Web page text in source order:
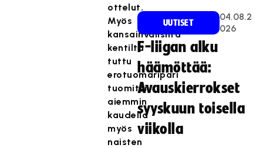
ottelut.
Myös
kansainvälisiltä
kentiltä
tuttu
erotuomaripari
tuomitsi
aiemmin
kaudella
myös
naisten
UUTISET
04.08.2
026
F-liigan alku
häämöttää:
Avauskierrokset
syyskuun toisella
viikolla